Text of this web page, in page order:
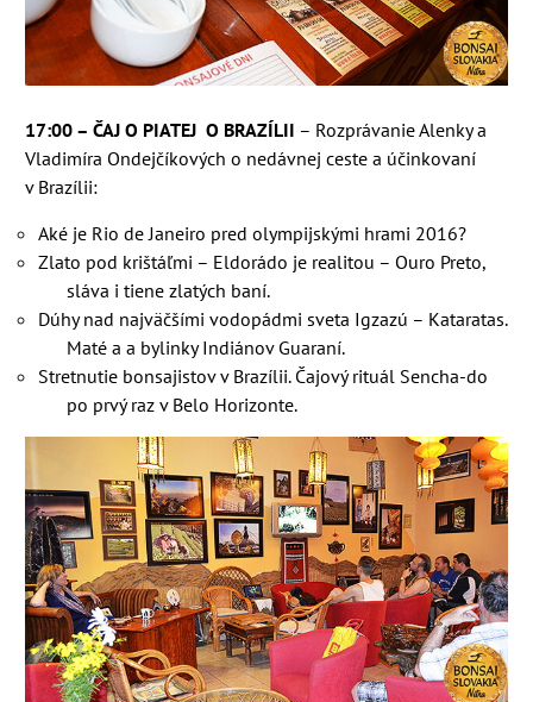
17:00 – ČAJ O PIATEJ O BRAZÍLII – Rozprávanie Alenky a
Vladimíra Ondejčíkových o nedávnej ceste a účinkovaní
v Brazílii:
Aké je Rio de Janeiro pred olympijskými hrami 2016?
Zlato pod krištáľmi – Eldorádo je realitou – Ouro Preto,
sláva i tiene zlatých baní.
Dúhy nad najväčšími vodopádmi sveta Igzazú – Kataratas.
Maté a a bylinky Indiánov Guaraní.
Stretnutie bonsajistov v Brazílii. Čajový rituál Sencha-do
po prvý raz v Belo Horizonte.